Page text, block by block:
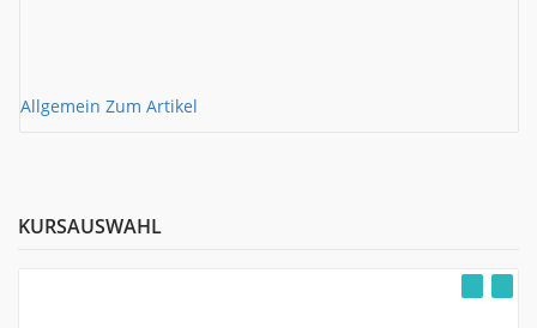
Allgemein Zum Artikel
KURSAUSWAHL